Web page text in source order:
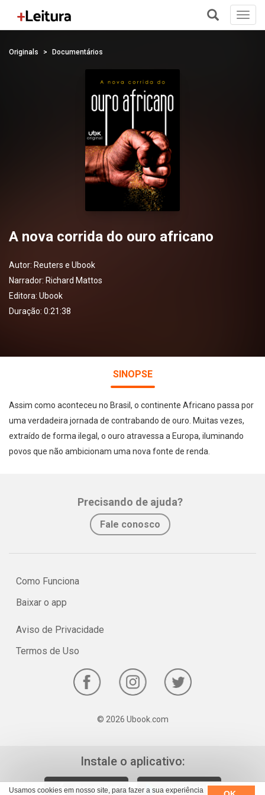
Usamos cookies em nosso site, para fazer a sua experiência
Originals Documentários
A nova corrida do ouro africano
Autor: Reuters e Ubook
Narrador: Richard Mattos
Editora: Ubook
Duração: 0:21:38
SINOPSE
Assim como aconteceu no Brasil, o continente Africano passa por
uma verdadeira jornada de contrabando de ouro. Muitas vezes,
extraído de forma ilegal, o ouro atravessa a Europa, iluminando
povos que não ambicionam uma nova fonte de renda.
Precisando de ajuda?
Fale conosco
Como Funciona
Baixar o app
Aviso de Privacidade
Termos de Uso
© 2026 Ubook.com
Instale o aplicativo: